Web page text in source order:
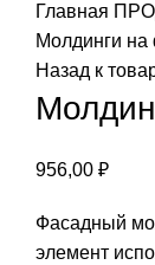
Главная
Молдинги на
Назад к
956,00 ₽
Фасадный
элемент